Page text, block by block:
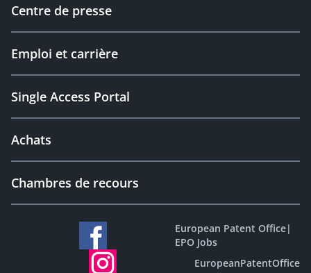
Centre de presse
Emploi et carrière
Single Access Portal
Achats
Chambres de recours
European Patent Office|
EPO Jobs
EuropeanPatentOffice